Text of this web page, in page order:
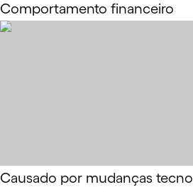
Comportamento financeiro
Causado por mudanças